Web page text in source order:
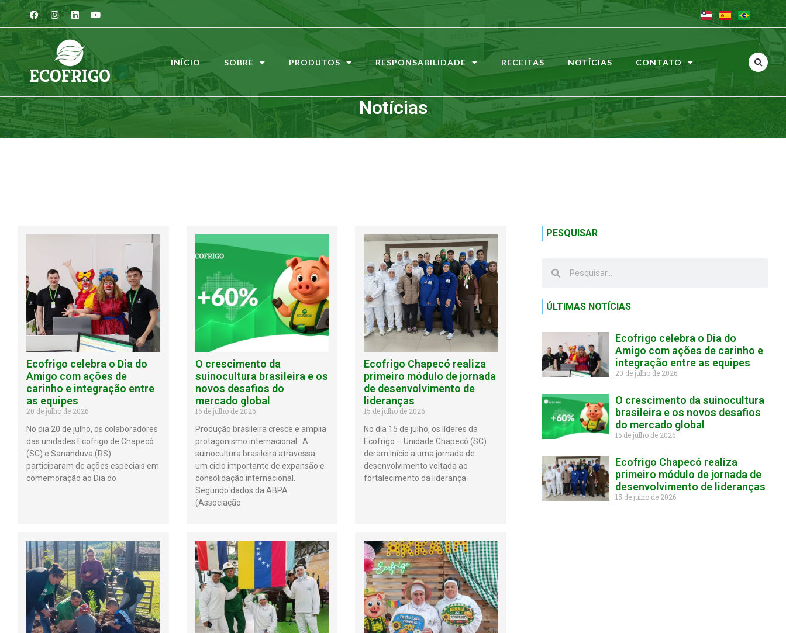
INÍCIO SOBRE PRODUTOS RESPONSABILIDADE RECEITAS NOTÍCIAS CONTATO
Notícias
Ecofrigo celebra o Dia do
Amigo com ações de
carinho e integração entre
as equipes
20 de julho de 2026
No dia 20 de julho, os colaboradores
das unidades Ecofrigo de Chapecó
(SC) e Sananduva (RS)
participaram de ações especiais em
comemoração ao Dia do
O crescimento da
suinocultura brasileira e os
novos desafios do
mercado global
16 de julho de 2026
Produção brasileira cresce e amplia
protagonismo internacional A
suinocultura brasileira atravessa
um ciclo importante de expansão e
consolidação internacional.
Segundo dados da ABPA
(Associação
Ecofrigo Chapecó realiza
primeiro módulo de jornada
de desenvolvimento de
lideranças
15 de julho de 2026
No dia 15 de julho, os líderes da
Ecofrigo – Unidade Chapecó (SC)
deram início a uma jornada de
desenvolvimento voltada ao
fortalecimento da liderança
PESQUISAR
ÚLTIMAS NOTÍCIAS
Ecofrigo celebra o Dia do
Amigo com ações de carinho e
integração entre as equipes
20 de julho de 2026
O crescimento da suinocultura
brasileira e os novos desafios
do mercado global
16 de julho de 2026
Ecofrigo Chapecó realiza
primeiro módulo de jornada de
desenvolvimento de lideranças
15 de julho de 2026